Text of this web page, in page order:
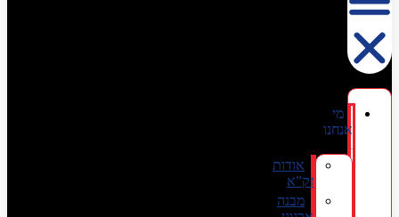
מי
אנחנו
אודות
זק”א
מבנה